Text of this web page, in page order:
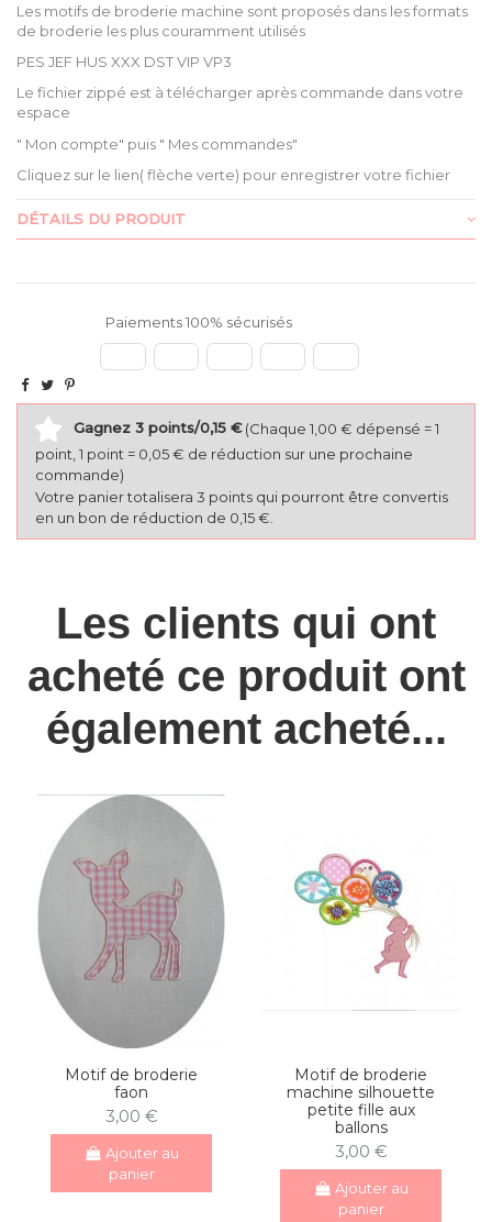
Les motifs de broderie machine sont proposés dans les formats
de broderie les plus couramment utilisés
PES JEF HUS XXX DST VIP VP3
Le fichier zippé est à télécharger après commande dans votre
espace
" Mon compte" puis " Mes commandes"
Cliquez sur le lien( flèche verte) pour enregistrer votre fichier
DÉTAILS DU PRODUIT
Paiements 100% sécurisés
Gagnez 3 points/0,15 € (Chaque 1,00 € dépensé = 1
point, 1 point = 0,05 € de réduction sur une prochaine
commande)
Votre panier totalisera 3 points qui pourront être convertis
en un bon de réduction de 0,15 €.
Les clients qui ont
acheté ce produit ont
également acheté...
Motif de broderie
faon
3,00 €
Ajouter au
panier
Motif de broderie
machine silhouette
petite fille aux
ballons
3,00 €
Ajouter au
panier